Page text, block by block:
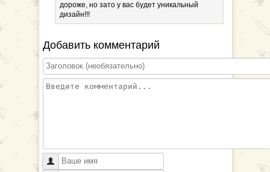
дороже, но зато у вас будет уникальный
дизайн!!!
Добавить комментарий